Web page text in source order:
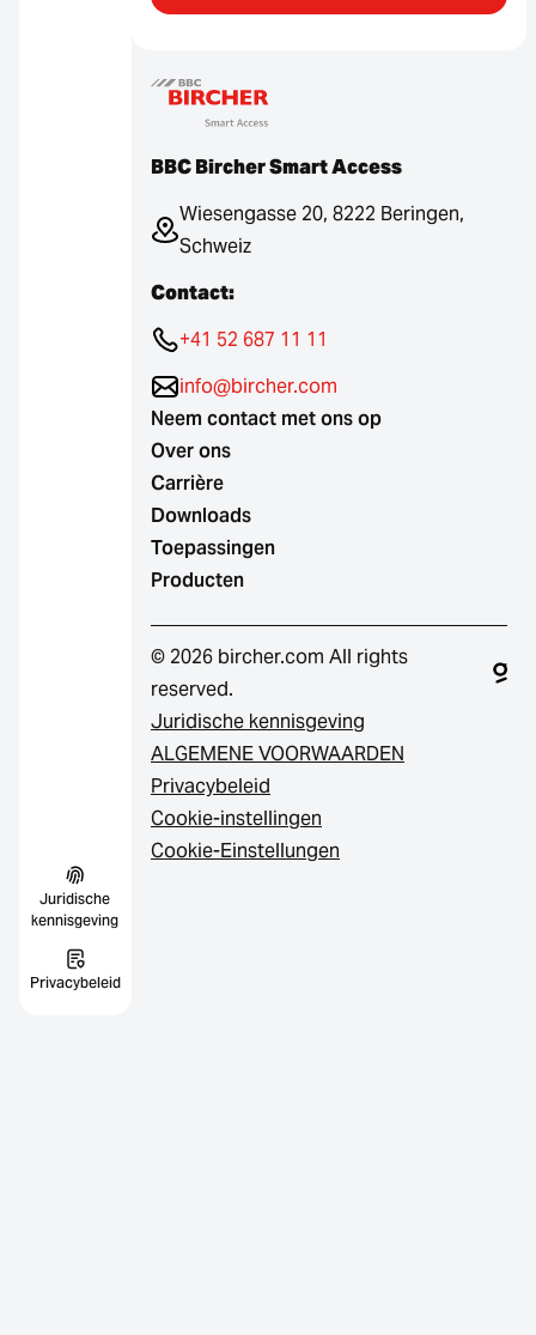
Juridische
kennisgeving
Privacybeleid
BBC Bircher Smart Access
Wiesengasse 20, 8222 Beringen,
Schweiz
Contact:
+41 52 687 11 11
info@bircher.com
Neem contact met ons op
Over ons
Carrière
Downloads
Toepassingen
Producten
© 2026 bircher.com All rights
reserved.
Juridische kennisgeving
ALGEMENE VOORWAARDEN
Privacybeleid
Cookie-instellingen
Cookie-Einstellungen